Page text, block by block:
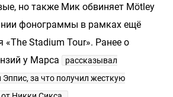
но также Мик обвиняет Mötley
фонограммы в рамках ещё
Stadium Tour». Ранее о
у Марса
рассказывал
за что получил жесткую